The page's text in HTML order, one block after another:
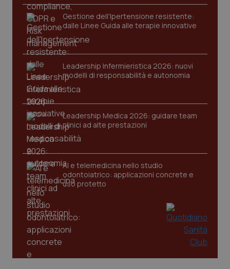
Gestione dell'Ipertensione resistente:
dalle Linee Guida alle terapie innovative
Leadership Infermieristica 2026: nuovi
modelli di responsabilità e autonomia
Leadership Medica 2026: guidare team
clinici ad alte prestazioni
AI e telemedicina nello studio
odontoiatrico: applicazioni concrete e
uso protetto
funzionare correttamente senza questi cookie.
Nome
Fornitore/Dominio
VISITOR_PRIVACY_METADATA
www.quotidianosanita.it